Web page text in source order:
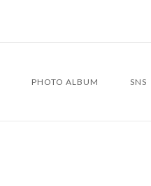
PHOTO ALBUM SNS